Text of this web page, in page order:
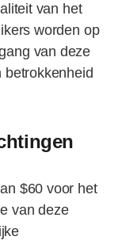
van het
worden op
van deze
betrokkenheid
$60 voor het
van deze